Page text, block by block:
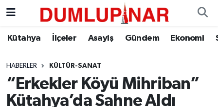
Kütahya İlçeler Asayiş Gündem Ekonomi
HABERLER KÜLTÜR-SANAT
“Erkekler Köyü Mihriban”
Kütahya’da Sahne Aldı
Asayiş
Diğer
Dünya
Kütahya Hava Durumu
Kütahya Trafik Yoğunluk Haritası
Süper Lig Puan Durumu ve Fikstür